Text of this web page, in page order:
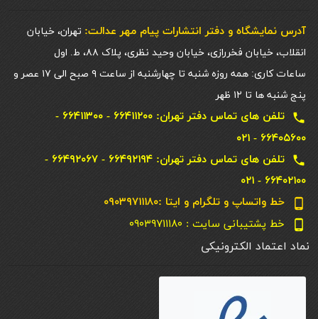
آدرس نمایشگاه و دفتر انتشارات پيام مهر عدالت: تهران، خیابان
انقلاب، خیابان فخررازی، خیابان وحید نظری، پلاک ۸۸، ط. اول
ساعات کاری: همه روزه شنبه تا چهارشنبه از ساعت ۹ صبح الی ۱۷ عصر و
پنج شنبه ها تا ۱۲ ظهر
local_phone
تلفن های تماس دفتر تهران: ۶۶۴۱۱۲۰۰ - ۶۶۴۱۱۳۰۰ -
۶۶۴۰۵۶۰۰ - ۰۲۱
local_phone
تلفن های تماس دفتر تهران: ۶۶۴۹۲۱۹۴ - ۶۶۴۹۲۰۶۷ -
۶۶۴۰۲۱۰۰ - ۰۲۱
phone_android خط واتساپ و تلگرام و ایتا :۰۹۰۳۹۷۱۱۱۸۰
phone_android خط پشتیبانی سایت : ۰۹۰۳۹۷۱۱۱۸۰
نماد اعتماد الکترونیکی